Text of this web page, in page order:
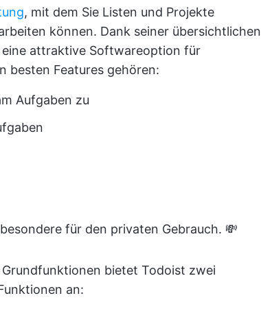
, mit dem Sie Listen und Projekte
können. Dank seiner übersichtlichen
attraktive Softwareoption für
besten Features gehören:
Aufgaben zu
für den privaten Gebrauch. 💸
bietet Todoist zwei
an: